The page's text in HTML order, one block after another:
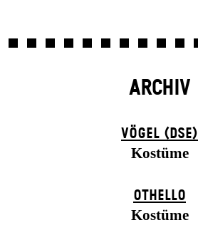
ARCHIV
VÖGEL (DSE)
Kostüme
OTHELLO
Kostüme